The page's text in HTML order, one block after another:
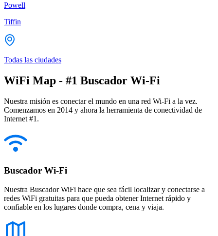
Powell
Tiffin
Todas las ciudades
WiFi Map - #1 Buscador Wi-Fi
Nuestra misión es conectar el mundo en una red Wi-Fi a la vez.
Comenzamos en 2014 y ahora la herramienta de conectividad de
Internet #1.
Buscador Wi-Fi
Nuestra Buscador WiFi hace que sea fácil localizar y conectarse a
redes WiFi gratuitas para que pueda obtener Internet rápido y
confiable en los lugares donde compra, cena y viaja.